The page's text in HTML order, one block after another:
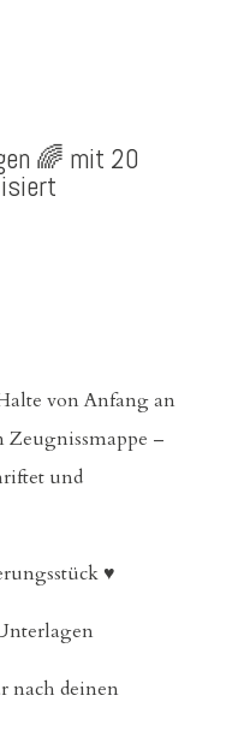
🌈 mit 20
von Anfang an
–
und
♥
nach deinen